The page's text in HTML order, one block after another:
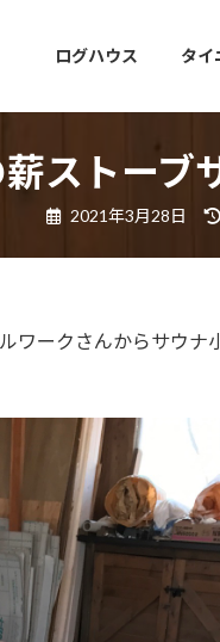
ログハウス タイ
ストーブ
2021年3月28日
ワークさんからサウナ